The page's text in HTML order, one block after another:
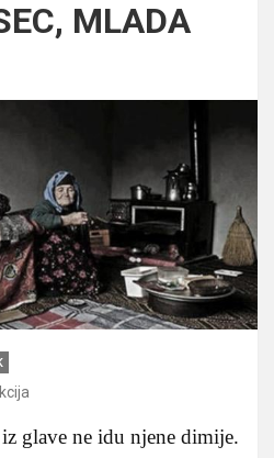
MLADA
glave ne idu njene dimije.